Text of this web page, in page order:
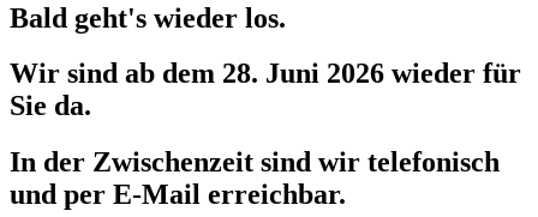
Bald geht's wieder los.
Wir sind ab dem 28. Juni 2026 wieder für
Sie da.
In der Zwischenzeit sind wir telefonisch
und per E-Mail erreichbar.